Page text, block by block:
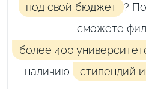
под свой бюджет ?
сможете
более 400
наличию
стипендий